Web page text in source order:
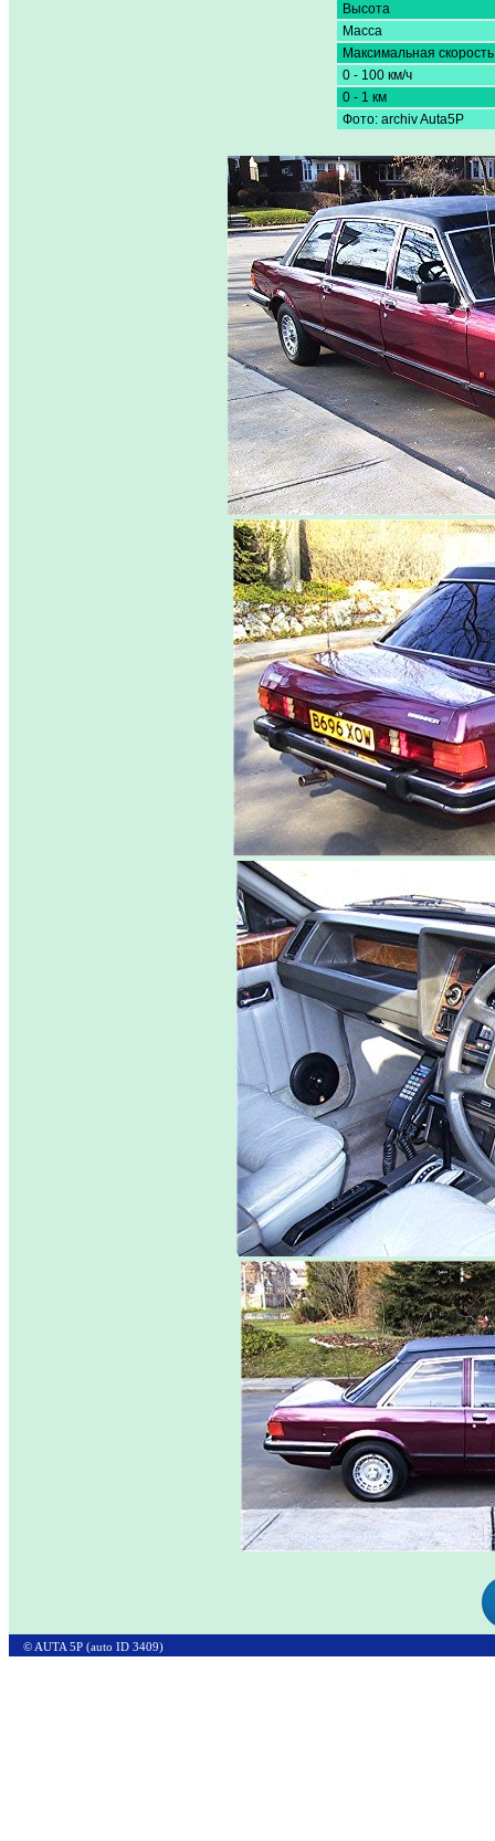
Высота
Масса
Максимальная скорость
0 - 100 км/ч
0 - 1 км
Фото: archiv Auta5P
© AUTA 5P (auto ID 3409)